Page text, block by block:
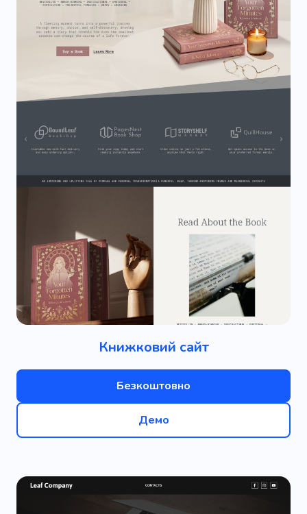
Книжковий сайт
Безкоштовно
Демо